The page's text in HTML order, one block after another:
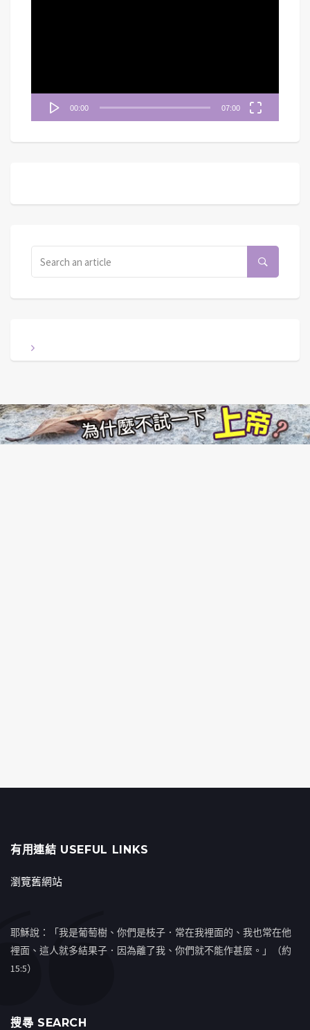
00:00 07:00
有用連結 USEFUL LINKS
瀏覽舊網站
耶穌說：「我是葡萄樹、你們是枝子．常在我裡面的、我也常在他
裡面、這人就多結果子．因為離了我、你們就不能作甚麼。」（約
15:5）
搜㝷 SEARCH